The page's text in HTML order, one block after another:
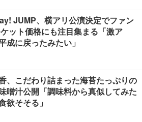
JUMP、横アリ公演決定でファン
ット価格にも注目集まる「激ア
成に戻ったみたい」
、こだわり詰まった海苔たっぷりの
噌汁公開「調味料から真似してみた
欲そそる」